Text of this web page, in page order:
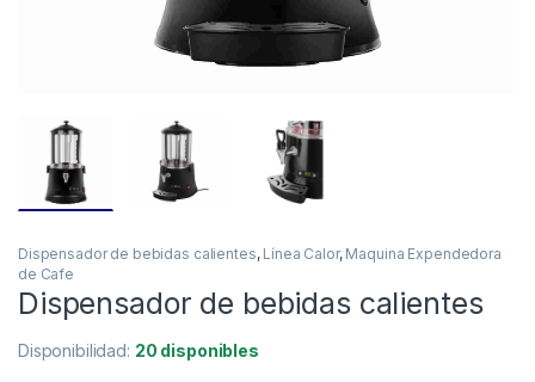
Dispensador de bebidas calientes, Línea Calor, Maquina Expendedora
de Cafe
Dispensador de bebidas calientes
Disponibilidad: 20 disponibles